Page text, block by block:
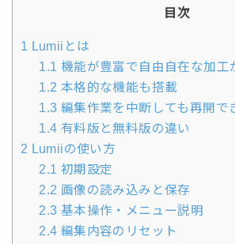
目次
1 Lumiiとは
1.1 機能が豊富で自由自在な加工
1.2 本格的な機能も搭載
1.3 編集作業を中断しても再開で
1.4 有料版と無料版の違い
2 Lumiiの使い方
2.1 初期設定
2.2 画像の読み込みと保存
2.3 基本操作・メニュー説明
2.4 編集内容のリセット